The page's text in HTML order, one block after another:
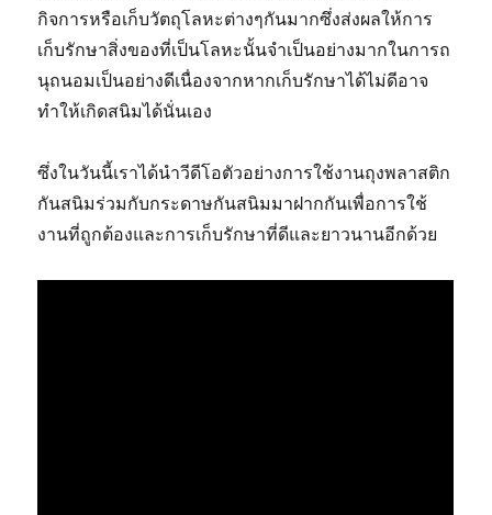
กิจการหรือเก็บวัตถุโลหะต่างๆกันมากซึ่งส่งผลให้การ
เก็บรักษาสิ่งของที่เป็นโลหะนั้นจำเป็นอย่างมากในการถ
นุถนอมเป็นอย่างดีเนื่องจากหากเก็บรักษาได้ไม่ดีอาจ
ทำให้เกิดสนิมได้นั่นเอง
ซึ่งในวันนี้เราได้นำวีดีโอตัวอย่างการใช้งานถุงพลาสติก
กันสนิมร่วมกับกระดาษกันสนิมมาฝากกันเพื่อการใช้
งานที่ถูกต้องและการเก็บรักษาที่ดีและยาวนานอีกด้วย